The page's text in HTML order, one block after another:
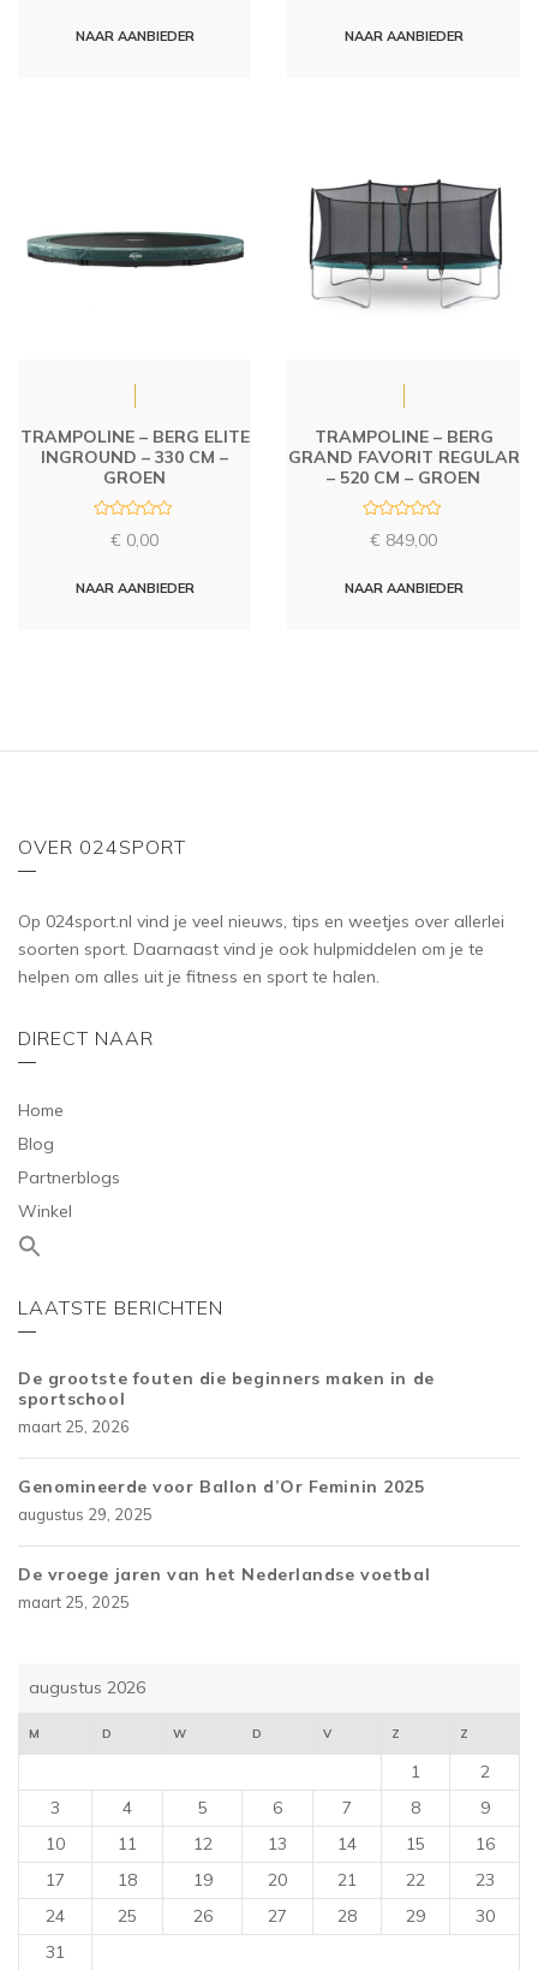
d
NAAR AANBIEDER
d
NAAR AANBIEDER
TRAMPOLINE – BERG ELITE
INGROUND – 330 CM –
GROEN
d
€ 0,00
NAAR AANBIEDER
TRAMPOLINE – BERG
GRAND FAVORIT REGULAR
– 520 CM – GROEN
a
d
€ 849,00
NAAR AANBIEDER
OVER 024SPORT
Op 024sport.nl vind je veel nieuws, tips en weetjes over allerlei
soorten sport. Daarnaast vind je ook hulpmiddelen om je te
helpen om alles uit je fitness en sport te halen.
DIRECT NAAR
Home
Blog
Partnerblogs
Winkel
LAATSTE BERICHTEN
De grootste fouten die beginners maken in de
sportschool
maart 25, 2026
Genomineerde voor Ballon d’Or Feminin 2025
augustus 29, 2025
De vroege jaren van het Nederlandse voetbal
maart 25, 2025
augustus 2026
M D W D V Z Z
1
2
3
4 5 6 7 8
9
10
11 12 13 14 15
16
17
18 19 20 21 22
23
24
25 26 27 28 29
30
31